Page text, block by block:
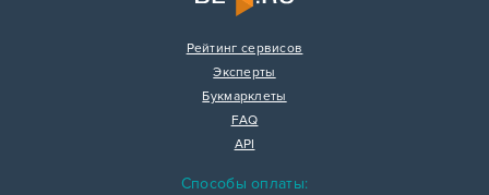
Рейтинг сервисов
Эксперты
Букмарклеты
FAQ
API
Способы оплаты: